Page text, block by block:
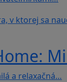
a relaxačná…